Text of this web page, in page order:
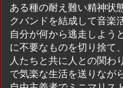
ある種の耐え難い精神状
クバンドを結成して音楽
自分が何から逃走しよう
に不要なものを切り捨て
人たちと共に人との関わ
で気楽な生活を送りなが